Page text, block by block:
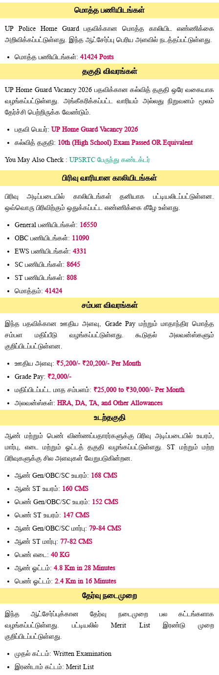
மொத்த பணியிடங்கள்
UP Police Home Guard பதவிக்கான மொத்த காலியிட எண்ணிக்கை
அறிவிக்கப்பட்டுள்ளது. இந்த ஆட்சேர்ப்பு பெரிய அளவில் நடத்தப்பட்டுள்ளது.
மொத்த பணியிடங்கள்: 41424 Posts
தகுதி விவரங்கள்
UP Home Guard Vacancy 2026 பதவிக்கான கல்வித் தகுதி ஒரே வகையாக
வழங்கப்பட்டுள்ளது. அங்கீகரிக்கப்பட்ட வாரியம் அல்லது நிறுவனம் மூலம்
தேர்ச்சி பெற்றிருக்க வேண்டும்.
பதவி பெயர்: UP Home Guard Vacancy 2026
கல்வித் தகுதி: 10th (High School) Exam Passed OR Equivalent
You May Also Check : UPSRTC பேருந்து கண்டக்டர்
பிரிவு வாரியான காலியிடங்கள்
பிரிவு அடிப்படையில் காலியிடங்கள் தனியாக பட்டியலிடப்பட்டுள்ளன.
ஒவ்வொரு பிரிவிற்கும் ஒதுக்கப்பட்ட எண்ணிக்கை கீழே உள்ளது.
General பணியிடங்கள்: 16550
OBC பணியிடங்கள்: 11090
EWS பணியிடங்கள்: 4331
SC பணியிடங்கள்: 8645
ST பணியிடங்கள்: 808
மொத்தம்: 41424
சம்பள விவரங்கள்
இந்த பதவிக்கான ஊதிய அளவு, Grade Pay மற்றும் மாதாந்திர மொத்த
சம்பள மதிப்பீடு வழங்கப்பட்டுள்ளது. கூடுதல் அலவன்ஸ்களும்
குறிப்பிடப்பட்டுள்ளன.
ஊதிய அளவு: ₹5,200/- ₹20,200/- Per Month
Grade Pay: ₹2,000/-
மதிப்பிடப்பட்ட மாத சம்பளம்: ₹25,000 to ₹30,000/- Per Month
அலவன்ஸ்கள்: HRA, DA, TA, and Other Allowances
உடற்தகுதி
ஆண் மற்றும் பெண் விண்ணப்பதாரர்களுக்கு பிரிவு அடிப்படையில் உயரம்,
மார்பு, எடை மற்றும் ஓட்டத் தகுதி வழங்கப்பட்டுள்ளது. ST மற்றும் மற்ற
பிரிவுகளுக்கு சில அளவுகள் வேறுபடுகின்றன.
ஆண் Gen/OBC/SC உயரம்: 168 CMS
ஆண் ST உயரம்: 160 CMS
பெண் Gen/OBC/SC உயரம்: 152 CMS
பெண் ST உயரம்: 147 CMS
ஆண் Gen/OBC/SC மார்பு: 79-84 CMS
ஆண் ST மார்பு: 77-82 CMS
பெண் எடை: 40 KG
ஆண் ஓட்டம்: 4.8 Km in 28 Minutes
பெண் ஓட்டம்: 2.4 Km in 16 Minutes
தேர்வு நடைமுறை
இந்த ஆட்சேர்ப்புக்கான தேர்வு நடைமுறை பல கட்டங்களாக
வழங்கப்பட்டுள்ளது. பட்டியலில் Merit List இரண்டு முறை
குறிப்பிடப்பட்டுள்ளது.
முதல் கட்டம்: Written Examination
இரண்டாம் கட்டம்: Merit List